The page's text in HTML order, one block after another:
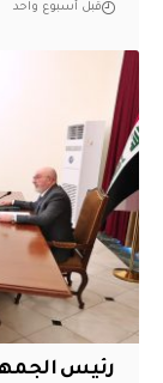
قبل أسبوع واحد
رئيس